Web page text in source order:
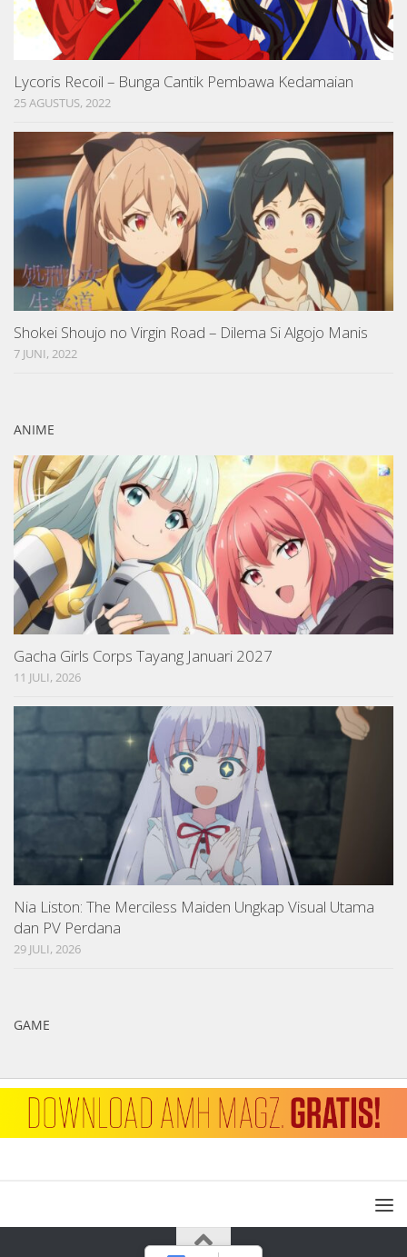
Lycoris Recoil – Bunga Cantik Pembawa Kedamaian
25 AGUSTUS, 2022
Shokei Shoujo no Virgin Road – Dilema Si Algojo Manis
7 JUNI, 2022
ANIME
Gacha Girls Corps Tayang Januari 2027
11 JULI, 2026
Nia Liston: The Merciless Maiden Ungkap Visual Utama
dan PV Perdana
29 JULI, 2026
GAME